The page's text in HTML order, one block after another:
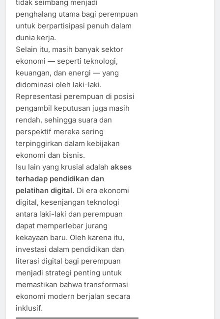
tidak seimbang menjadi
penghalang utama bagi perempuan
untuk berpartisipasi penuh dalam
dunia kerja.
Selain itu, masih banyak sektor
ekonomi — seperti teknologi,
keuangan, dan energi — yang
didominasi oleh laki-laki.
Representasi perempuan di posisi
pengambil keputusan juga masih
rendah, sehingga suara dan
perspektif mereka sering
terpinggirkan dalam kebijakan
ekonomi dan bisnis.
Isu lain yang krusial adalah akses
terhadap pendidikan dan
pelatihan digital. Di era ekonomi
digital, kesenjangan teknologi
antara laki-laki dan perempuan
dapat memperlebar jurang
kekayaan baru. Oleh karena itu,
investasi dalam pendidikan dan
literasi digital bagi perempuan
menjadi strategi penting untuk
memastikan bahwa transformasi
ekonomi modern berjalan secara
inklusif.